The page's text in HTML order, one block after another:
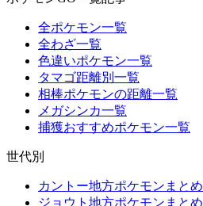
全ポケモン一覧
全わざ一覧
色違いポケモン一覧
タマゴ距離別一覧
相棒ポケモンの距離一覧
メガシンカ一覧
捕獲おすすめポケモン一覧
世代別
カントー地方ポケモンまとめ
ジョウト地方ポケモンまとめ